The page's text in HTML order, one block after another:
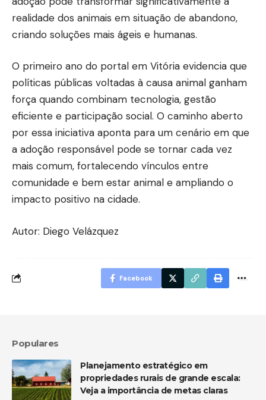
realidade dos animais em situação de abandono,
criando soluções mais ágeis e humanas.
O primeiro ano do portal em Vitória evidencia que
políticas públicas voltadas à causa animal ganham
força quando combinam tecnologia, gestão
eficiente e participação social. O caminho aberto
por essa iniciativa aponta para um cenário em que
a adoção responsável pode se tornar cada vez
mais comum, fortalecendo vínculos entre
comunidade e bem estar animal e ampliando o
impacto positivo na cidade.
Autor: Diego Velázquez
Facebook
Populares
Planejamento estratégico em
propriedades rurais de grande escala:
Veja a importância de metas claras